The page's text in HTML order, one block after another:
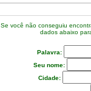
Se você não conseguiu
dados abaixo
Palavra:
Seu nome:
Cidade: